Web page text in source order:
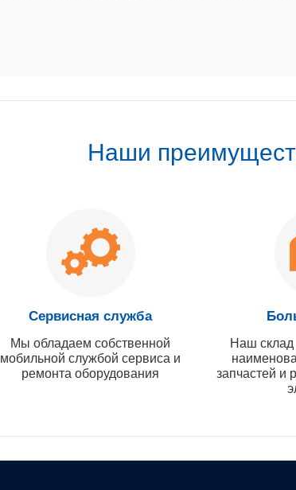
Наши
Сервисная служба
Мы обладаем собственной
мобильной службой сервиса и
ремонта оборудования
Наш склад
запчастей и